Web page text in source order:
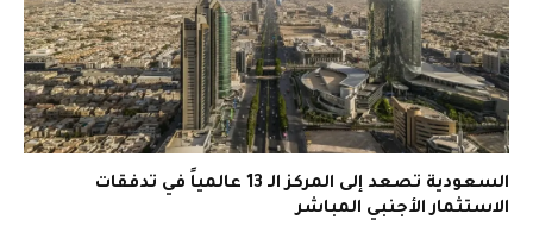
السعودية تصعد إلى المركز الـ 13 عالمياً في تدفقات
الاستثمار الأجنبي المباشر